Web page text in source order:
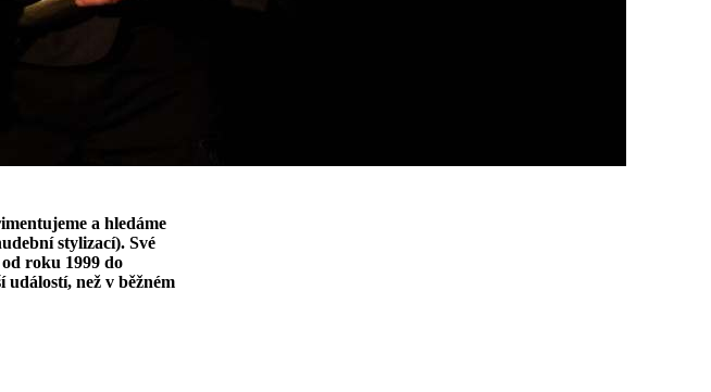
a hledáme
stylizací). Své
roku 1999 do
událostí, než v běžném